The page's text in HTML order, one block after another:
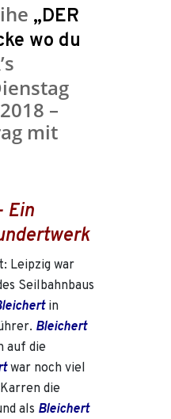
„DER
wo du
–
mit
Ein
Leipzig war
Seilbahnbaus
in
Bleichert
auf die
war noch viel
die
als Bleichert